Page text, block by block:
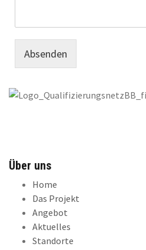
Absenden
Über uns
Home
Das Projekt
Angebot
Aktuelles
Standorte